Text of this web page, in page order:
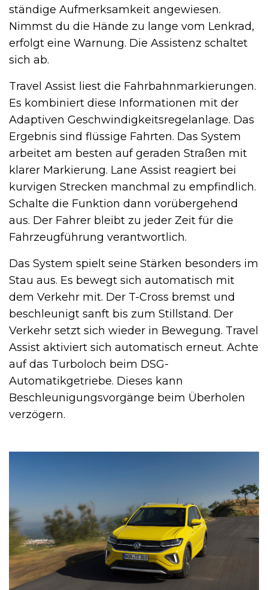
ständige Aufmerksamkeit angewiesen.
Nimmst du die Hände zu lange vom Lenkrad,
erfolgt eine Warnung. Die Assistenz schaltet
sich ab.
Travel Assist liest die Fahrbahnmarkierungen.
Es kombiniert diese Informationen mit der
Adaptiven Geschwindigkeitsregelanlage. Das
Ergebnis sind flüssige Fahrten. Das System
arbeitet am besten auf geraden Straßen mit
klarer Markierung. Lane Assist reagiert bei
kurvigen Strecken manchmal zu empfindlich.
Schalte die Funktion dann vorübergehend
aus. Der Fahrer bleibt zu jeder Zeit für die
Fahrzeugführung verantwortlich.
Das System spielt seine Stärken besonders im
Stau aus. Es bewegt sich automatisch mit
dem Verkehr mit. Der T-Cross bremst und
beschleunigt sanft bis zum Stillstand. Der
Verkehr setzt sich wieder in Bewegung. Travel
Assist aktiviert sich automatisch erneut. Achte
auf das Turboloch beim DSG-
Automatikgetriebe. Dieses kann
Beschleunigungsvorgänge beim Überholen
verzögern.